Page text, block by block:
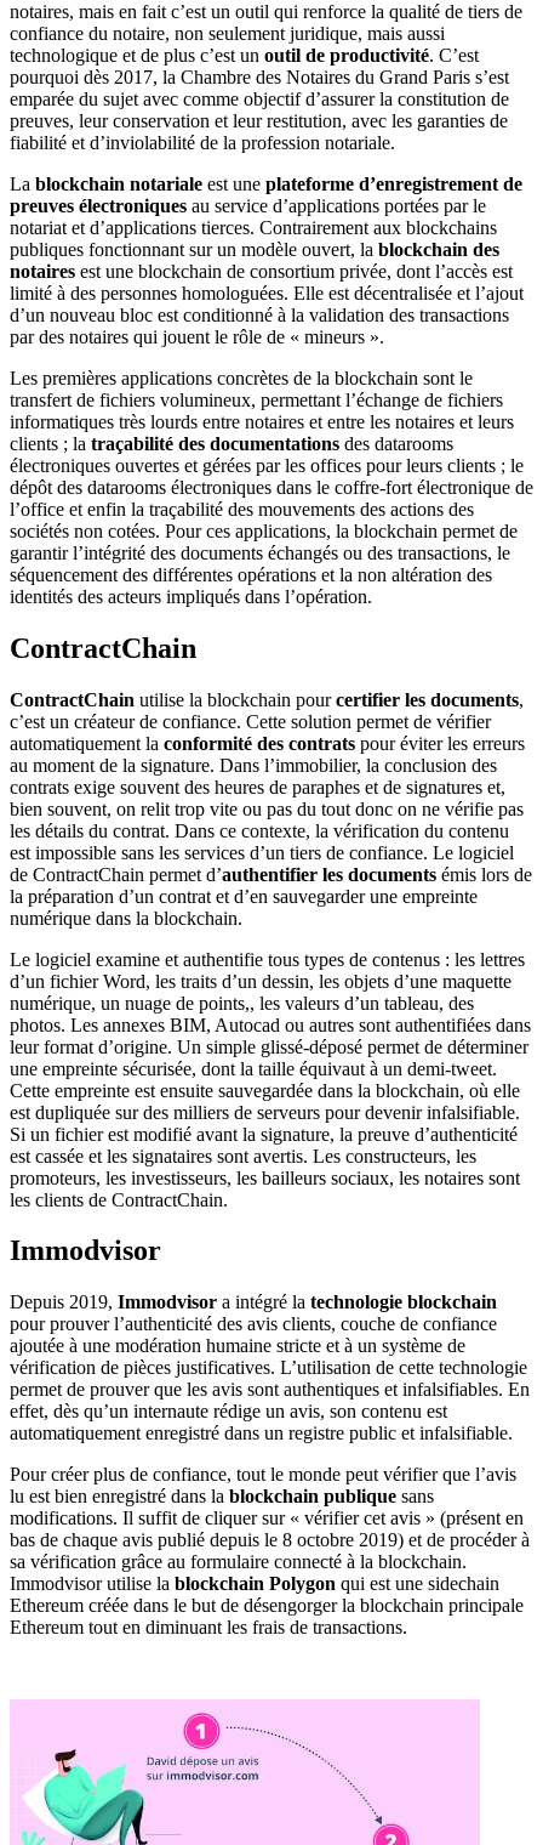
notaires, mais en fait c’est un outil qui renforce la qualité de tiers de
confiance du notaire, non seulement juridique, mais aussi
technologique et de plus c’est un outil de productivité. C’est
pourquoi dès 2017, la Chambre des Notaires du Grand Paris s’est
emparée du sujet avec comme objectif d’assurer la constitution de
preuves, leur conservation et leur restitution, avec les garanties de
fiabilité et d’inviolabilité de la profession notariale.
La blockchain notariale est une plateforme d’enregistrement de
preuves électroniques au service d’applications portées par le
notariat et d’applications tierces. Contrairement aux blockchains
publiques fonctionnant sur un modèle ouvert, la blockchain des
notaires est une blockchain de consortium privée, dont l’accès est
limité à des personnes homologuées. Elle est décentralisée et l’ajout
d’un nouveau bloc est conditionné à la validation des transactions
par des notaires qui jouent le rôle de « mineurs ».
Les premières applications concrètes de la blockchain sont le
transfert de fichiers volumineux, permettant l’échange de fichiers
informatiques très lourds entre notaires et entre les notaires et leurs
clients ; la traçabilité des documentations des datarooms
électroniques ouvertes et gérées par les offices pour leurs clients ; le
dépôt des datarooms électroniques dans le coffre-fort électronique de
l’office et enfin la traçabilité des mouvements des actions des
sociétés non cotées. Pour ces applications, la blockchain permet de
garantir l’intégrité des documents échangés ou des transactions, le
séquencement des différentes opérations et la non altération des
identités des acteurs impliqués dans l’opération.
ContractChain
ContractChain utilise la blockchain pourcertifier les documents,
c’est un créateur de confiance. Cette solution permet de vérifier
automatiquement la conformité des contrats pour éviter les erreurs
au moment de la signature. Dans l’immobilier, la conclusion des
contrats exige souvent des heures de paraphes et de signatures et,
bien souvent, on relit trop vite ou pas du tout donc on ne vérifie pas
les détails du contrat. Dans ce contexte, la vérification du contenu
est impossible sans les services d’un tiers de confiance. Le logiciel
de ContractChain permet d’authentifier les documents émis lors de
la préparation d’un contrat et d’en sauvegarder une empreinte
numérique dans la blockchain.
Le logiciel examine et authentifie tous types de contenus : les lettres
d’un fichier Word, les traits d’un dessin, les objets d’une maquette
numérique, un nuage de points,, les valeurs d’un tableau, des
photos. Les annexes BIM, Autocad ou autres sont authentifiées dans
leur format d’origine. Un simple glissé-déposé permet de déterminer
une empreinte sécurisée, dont la taille équivaut à un demi-tweet.
Cette empreinte est ensuite sauvegardée dans la blockchain, où elle
est dupliquée sur des milliers de serveurs pour devenir infalsifiable.
Si un fichier est modifié avant la signature, la preuve d’authenticité
est cassée et les signataires sont avertis. Les constructeurs, les
promoteurs, les investisseurs, les bailleurs sociaux, les notaires sont
les clients de ContractChain.
Immodvisor
Depuis 2019, Immodvisor a intégré la technologie blockchain
pour prouver l’authenticité des avis clients, couche de confiance
ajoutée à une modération humaine stricte et à un système de
vérification de pièces justificatives. L’utilisation de cette technologie
permet de prouver que les avis sont authentiques et infalsifiables. En
effet, dès qu’un internaute rédige un avis, son contenu est
automatiquement enregistré dans un registre public et infalsifiable.
Pour créer plus de confiance, tout le monde peut vérifier que l’avis
lu est bien enregistré dans la blockchain publique sans
modifications. Il suffit de cliquer sur « vérifier cet avis » (présent en
bas de chaque avis publié depuis le 8 octobre 2019) et de procéder à
sa vérification grâce au formulaire connecté à la blockchain.
Immodvisor utilise la blockchain Polygon qui est une sidechain
Ethereum créée dans le but de désengorger la blockchain principale
Ethereum tout en diminuant les frais de transactions.